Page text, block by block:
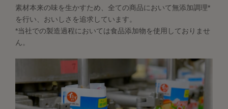
素材本来の味を生かすため、全ての商品において無添加調理*
を行い、おいしさを追求しています。
*当社での製造過程においては食品添加物を使用しておりませ
ん。